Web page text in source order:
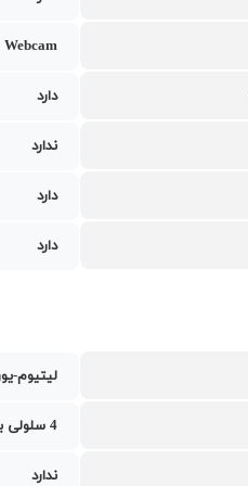
دارد
ندارد
دارد
دارد
لیتیوم-
4 سلولی با ظرفیت 90 وات ساعت
ندارد